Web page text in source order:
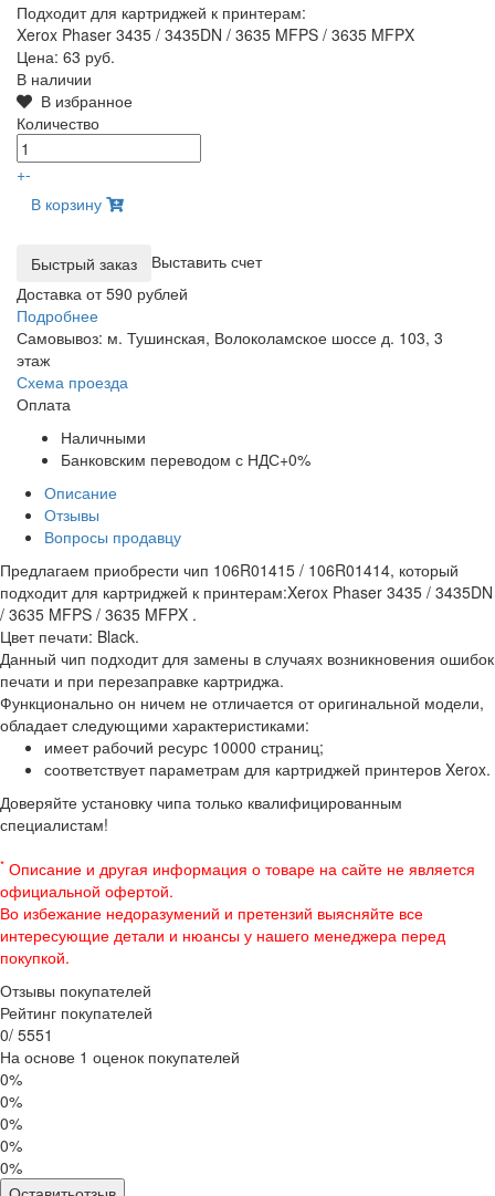
Подходит для картриджей к принтерам:
Xerox Phaser 3435 / 3435DN / 3635 MFPS / 3635 MFPX
Цена: 63 руб.
В наличии
В избранное
Количество
+-
В корзину
Выставить счет
Доставка от 590 рублей
Подробнее
Самовывоз: м. Тушинская, Волоколамское шоссе д. 103, 3
этаж
Схема проезда
Оплата
Наличными
Банковским переводом с НДС+0%
Описание
Отзывы
Вопросы продавцу
Предлагаем приобрести чип 106R01415 / 106R01414, который
подходит для картриджей к принтерам:Xerox Phaser 3435 / 3435DN
/ 3635 MFPS / 3635 MFPX .
Цвет печати: Black.
Данный чип подходит для замены в случаях возникновения ошибок
печати и при перезаправке картриджа.
Функционально он ничем не отличается от оригинальной модели,
обладает следующими характеристиками:
имеет рабочий ресурс 10000 страниц;
соответствует параметрам для картриджей принтеров Xerox.
Доверяйте установку чипа только квалифицированным
специалистам!
* Описание и другая информация о товаре на сайте не является
официальной офертой.
Во избежание недоразумений и претензий выясняйте все
интересующие детали и нюансы у нашего менеджера перед
покупкой.
Отзывы покупателей
Рейтинг покупателей
0/ 5551
На основе 1 оценок покупателей
0%
0%
0%
0%
0%